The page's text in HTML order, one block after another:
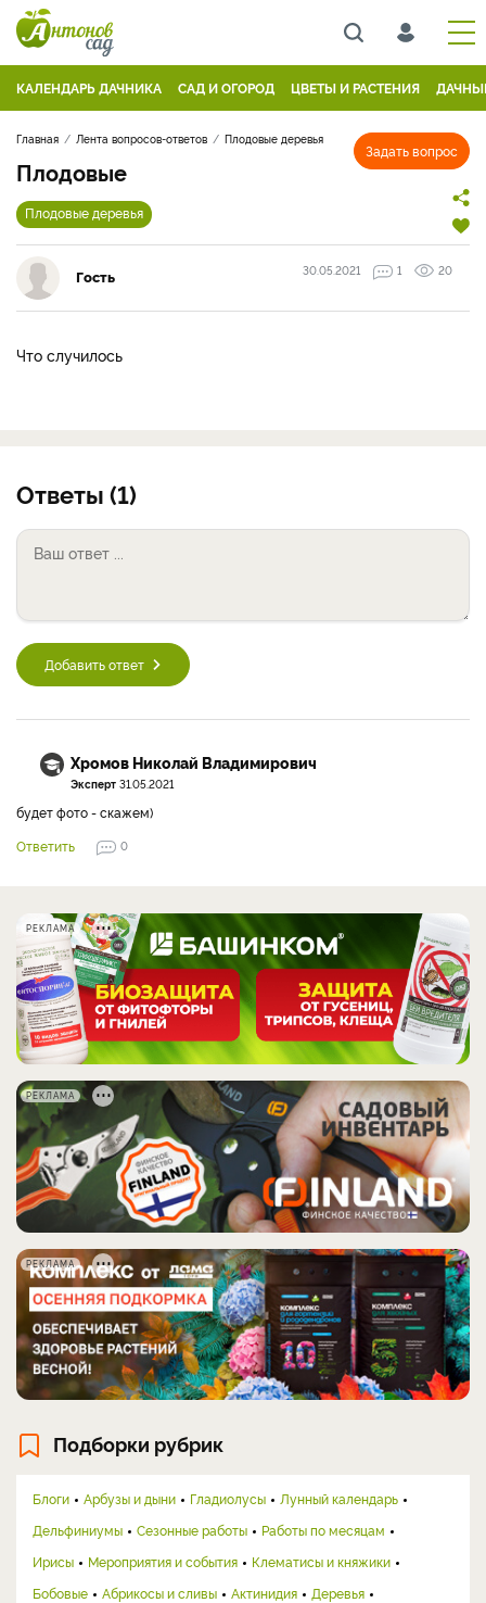
КАЛЕНДАРЬ ДАЧНИКА САД И ОГОРОД ЦВЕТЫ И РАСТЕНИЯ
Задать вопрос
Главная Лента вопросов-ответов Плодовые деревья
Плодовые
Плодовые деревья
Гость 30.05.2021 1 20
Что случилось
Ответы (1)
Добавить ответ
Хромов Николай Владимирович
Эксперт 31.05.2021
будет фото - скажем)
Ответить
0
РЕКЛАМА
РЕКЛАМА
РЕКЛАМА
Подборки рубрик
Блоги Арбузы и дыни Гладиолусы
Лунный календарь
Дельфиниумы
Сезонные работы
Работы по месяцам
Ирисы
Мероприятия и события
Клематисы и княжики
Бобовые
Абрикосы и сливы Актинидия
Деревья